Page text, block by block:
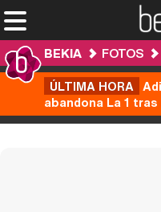
BEKIA FOTOS
ÚLTIMA HORA
abandona La 1